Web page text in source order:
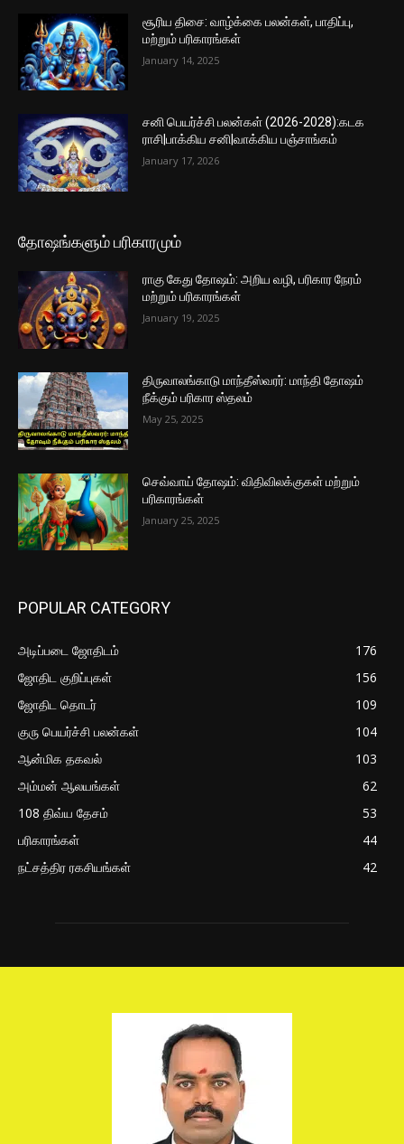
சூரிய திசை: வாழ்க்கை பலன்கள், பாதிப்பு,
மற்றும் பரிகாரங்கள்
January 14, 2025
சனி பெயர்ச்சி பலன்கள் (2026-2028):கடக
ராசி|பாக்கிய சனி|வாக்கிய பஞ்சாங்கம்
January 17, 2026
தோஷங்களும் பரிகாரமும்
ராகு கேது தோஷம்: அறிய வழி, பரிகார நேரம்
மற்றும் பரிகாரங்கள்
January 19, 2025
திருவாலங்காடு மாந்தீஸ்வரர்: மாந்தி தோஷம்
நீக்கும் பரிகார ஸ்தலம்
May 25, 2025
செவ்வாய் தோஷம்: விதிவிலக்குகள் மற்றும்
பரிகாரங்கள்
January 25, 2025
POPULAR CATEGORY
அடிப்படை ஜோதிடம்
176
ஜோதிட குறிப்புகள்
156
ஜோதிட தொடர்
109
குரு பெயர்ச்சி பலன்கள்
104
ஆன்மிக தகவல்
103
அம்மன் ஆலயங்கள்
62
108 திவ்ய தேசம்
53
பரிகாரங்கள்
44
நட்சத்திர ரகசியங்கள்
42